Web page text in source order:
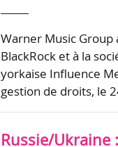
Warner Music Group
BlackRock et à la
yorkaise Influence
gestion de droits, le
Russie/